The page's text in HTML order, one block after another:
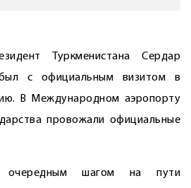
Туркменистана Сердар
с официальным визитом в
В Международном аэропорту
провожали официальные
шагом на пути